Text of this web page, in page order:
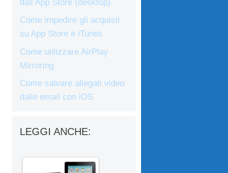
dall’App Store (desktop)
Come impedire gli acquisti
su App Store e iTunes
Come utilizzare AirPlay
Mirroring
Come salvare allegati video
dalle email con iOS
LEGGI ANCHE: